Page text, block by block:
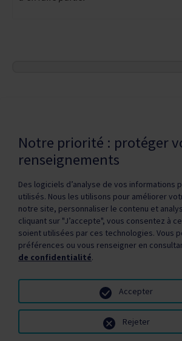
Politique de confidentialité
Droits
Zone partenaires
Médias Plan
© Santé Québec, 2026
Notre priorité : protéger
renseignements
Des logiciels d’analyse de vos informations
utilisés. Nous les utilisons pour améliorer
notre site, personnaliser le contenu et
cliquant sur "J’accepte", vous consentez à
soient utilisées par ces technologies. Vous
préférences ou vous renseigner en
de confidentialité.
Rejeter
Accepter